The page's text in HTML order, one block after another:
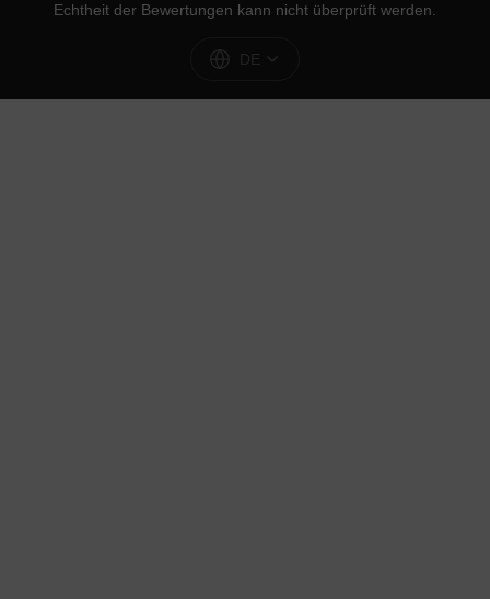
Echtheit der Bewertungen kann nicht überprüft werden.
DE